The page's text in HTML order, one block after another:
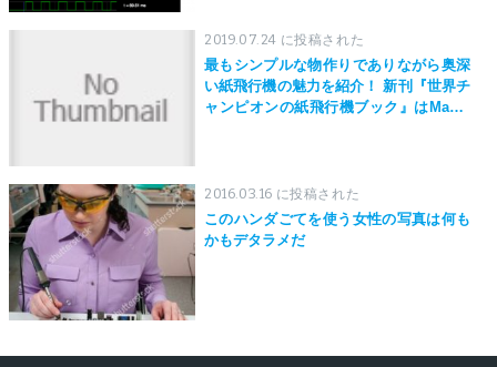
2019.07.24 に投稿された
最もシンプルな物作りでありながら奥深
い紙飛行機の魅力を紹介！ 新刊『世界チ
ャンピオンの紙飛行機ブック』はMaker
2016.03.16 に投稿された
このハンダごてを使う女性の写真は何も
かもデタラメだ